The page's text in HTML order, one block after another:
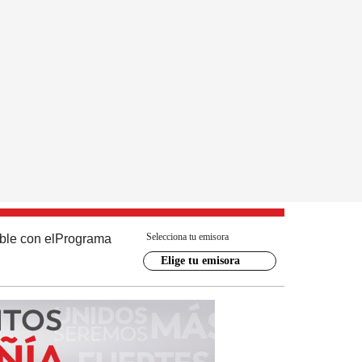
con el Programa Selecciona tu emisora
Elige tu emisora